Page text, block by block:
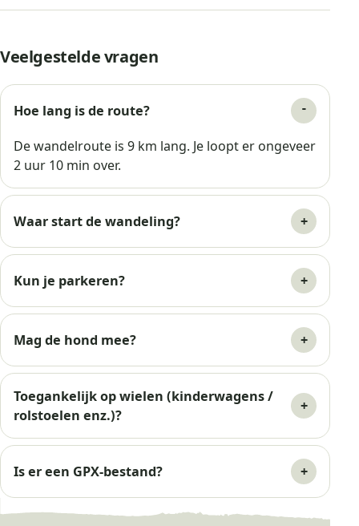
Veelgestelde vragen
Hoe lang is de route?
De wandelroute is 9 km lang. Je loopt er ongeveer
2 uur 10 min over.
Waar start de wandeling?
Kun je parkeren?
Mag de hond mee?
Toegankelijk op wielen (kinderwagens /
rolstoelen enz.)?
Is er een GPX-bestand?